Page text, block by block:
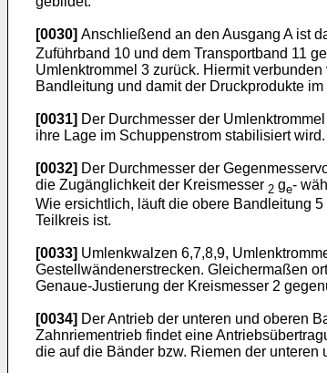
[0030] Anschließend an den Ausgang A ist
Zuführband 10 und dem Transportband 11
Umlenktrommel 3 zurück. Hiermit
Bandleitung und damit der Druckprodukte
[0031] Der Durchmesser der
ihre Lage im Schuppenstrom stabilisiert wird.
[0032] Der Durchmesser der
die Zugänglichkeit der Kreismesser 2 ge-
Wie ersichtlich, läuft die obere Bandleitung
Teilkreis ist.
[0033] Umlenkwalzen 6,7,8,9,
Gestellwändenerstrecken. Gleichermaßen
Genaue-Justierung der Kreismesser 2
[0034] Der Antrieb der unteren und oberen
Zahnriementrieb findet eine
die auf die Bänder bzw. Riemen der